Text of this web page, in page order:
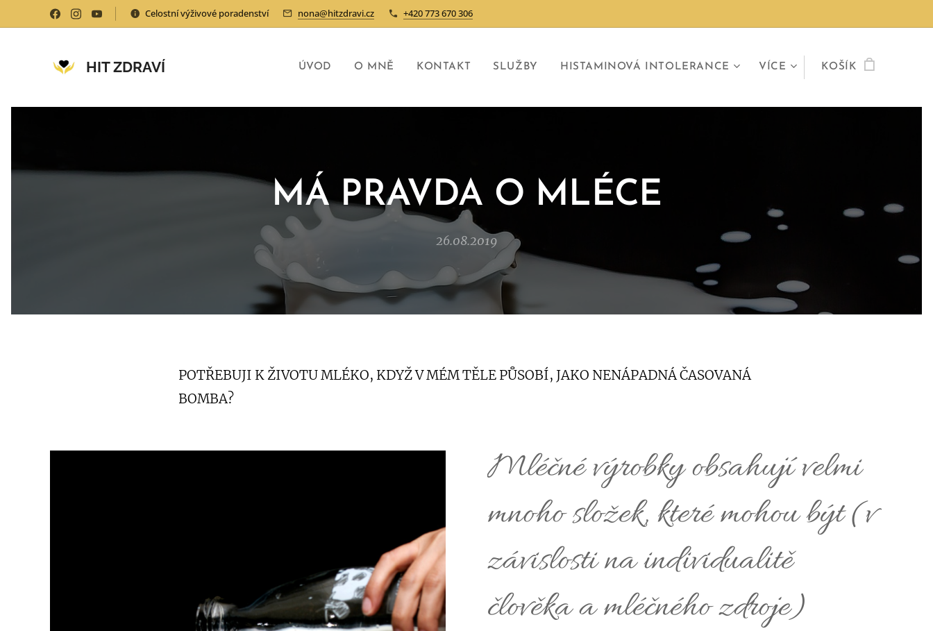
Celostní výživové poradenství nona@hitzdravi.cz +420 773 670 306
HIT ZDRAVÍ ÚVOD O MNĚ KONTAKT SLUŽBY HISTAMINOVÁ INTOLERANCE VÍCE KOŠÍK
MÁ PRAVDA O MLÉCE
26.08.2019
POTŘEBUJI K ŽIVOTU MLÉKO, KDYŽ V MÉM TĚLE PŮSOBÍ, JAKO NENÁPADNÁ ČASOVANÁ
BOMBA?
Mléčné výrobky obsahují velmi
mnoho složek, které mohou být (v
závislosti na individualitě
člověka a mléčného zdroje)